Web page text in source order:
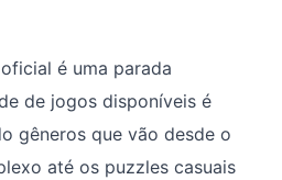
é uma parada
de jogos disponíveis é
gêneros que vão desde o
até os puzzles casuais